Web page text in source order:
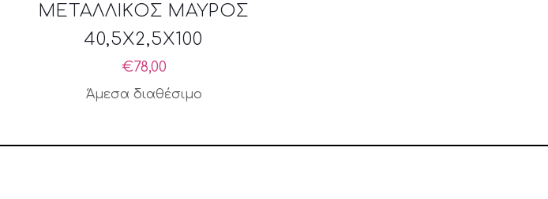
ΜΕΤΑΛΛΙΚΟΣ ΜΑΥΡΟΣ
40,5X2,5X100
€78,00
Άμεσα διαθέσιμο